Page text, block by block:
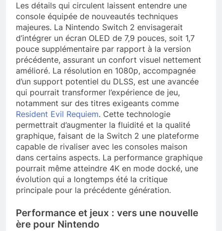
Les détails qui circulent laissent entendre une
console équipée de nouveautés techniques
majeures. La Nintendo Switch 2 envisagerait
d’intégrer un écran OLED de 7,9 pouces, soit 1,7
pouce supplémentaire par rapport à la version
précédente, assurant un confort visuel nettement
amélioré. La résolution en 1080p, accompagnée
d’un support potentiel du DLSS, est une avancée
qui pourrait transformer l’expérience de jeu,
notamment sur des titres exigeants comme
Resident Evil Requiem. Cette technologie
permettrait d’augmenter la fluidité et la qualité
graphique, faisant de la Switch 2 une plateforme
capable de rivaliser avec les consoles maison
dans certains aspects. La performance graphique
pourrait même atteindre 4K en mode docké, une
évolution qui a longtemps été la critique
principale pour la précédente génération.
Performance et jeux : vers une nouvelle
ère pour Nintendo